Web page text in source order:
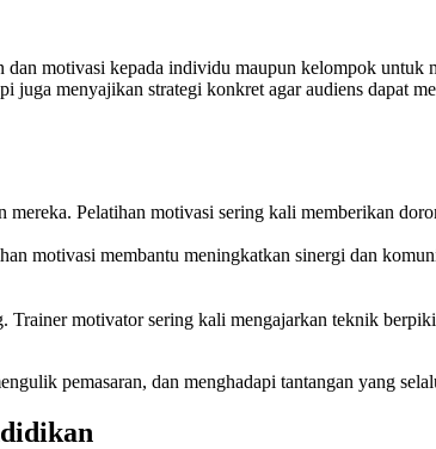
motivasi kepada individu maupun kelompok
menyajikan strategi konkret agar audiens dapat
Pelatihan motivasi sering kali memberikan
motivasi membantu meningkatkan sinergi dan
Trainer motivator sering kali mengajarkan teknik
pemasaran, dan menghadapi tantangan yang